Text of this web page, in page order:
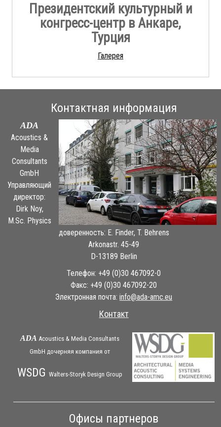
Президентский культурный и
конгресс-центр в Анкаре,
Турция
Галерея
Контактная информация
ADA
Acoustics &
Media
Consultants
GmbH
Управляющий
директор:
Dirk Noy,
M.Sc. Physics
доверенность: E. Finder, T. Behrens
Arkonastr. 45-49
D-13189 Berlin
Телефон: +49 (0)30 467092-0
Факс: +49 (0)30 467092-20
Электронная почта:ue.cma-ada@ofni
Контакт
ADA Acoustics & Media Consultants
GmbH дочерняя компания от
WSDG Walters-Storyk Design Group
Офисы партнеров